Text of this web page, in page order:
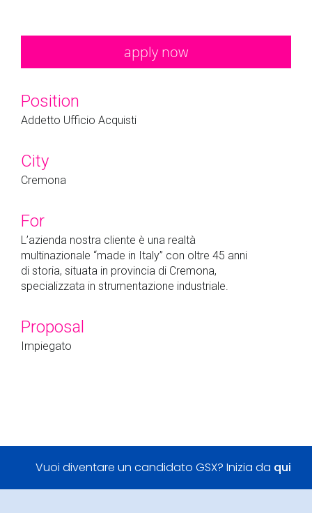
apply now
Position
Addetto Ufficio Acquisti
City
Cremona
For
L’azienda nostra cliente è una realtà
multinazionale “made in Italy” con oltre 45 anni
di storia, situata in provincia di Cremona,
specializzata in strumentazione industriale.
Proposal
Impiegato
Vuoi diventare un candidato GSX? Inizia da qui